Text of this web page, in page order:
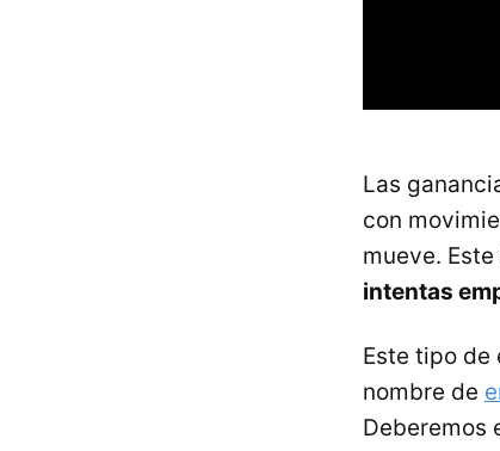
Las
con
mueve.
intentas
Este tipo de
nombre de
Deberemos